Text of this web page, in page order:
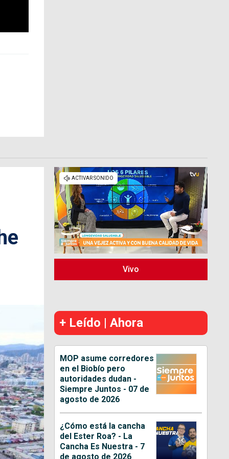
Vivo
+ Leído | Ahora
MOP asume corredores
en el Biobío pero
autoridades dudan -
Siempre Juntos - 07 de
agosto de 2026
¿Cómo está la cancha
del Ester Roa? - La
Cancha Es Nuestra - 7
de agosto de 2026